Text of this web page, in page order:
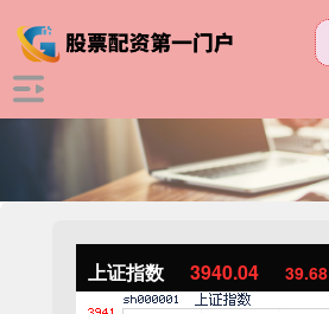
上证指数 3940.04 39.68